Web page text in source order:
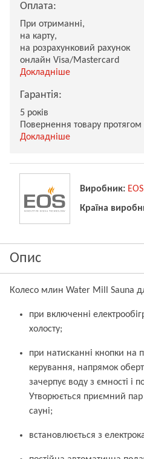
Оплата:
При отриманні,
на карту,
на розрахунковий рахунок
онлайн Visa/Mastercard
Докладніше
Гарантія:
5 років
Повернення товару протягом
Докладніше
Виробник: EOS
Країна
Опис
Колесо млин Water Mill Sauna
при включенні
холосту;
при натисканні кнопки на
керування, напрямок
зачерпує воду з ємності і
Утворюється приємний пар
сауні;
встановлюється з